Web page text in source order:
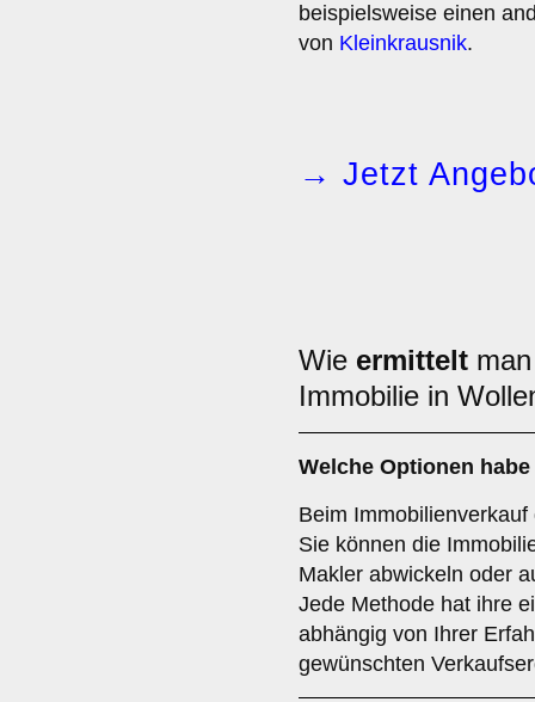
beispielsweise einen
von Kleinkrausnik.
→ Jetzt
Wie ermittelt
Immobilie in
Welche Optionen
Beim
Sie können die
Makler abwickeln oder
Jede Methode hat ihre
abhängig von Ihrer
gewünschten